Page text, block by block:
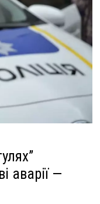
аварії —